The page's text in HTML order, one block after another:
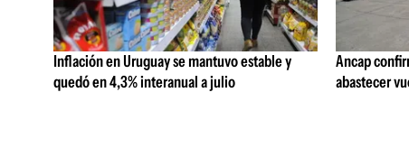
Inflación en Uruguay se mantuvo estable y
quedó en 4,3% interanual a julio
Ancap
abastecer